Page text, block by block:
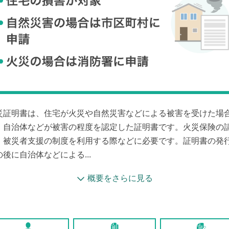
証明書は、住宅が火災や自然災害などによる被害を受けた場
自治体などが被害の程度を認定した証明書です。火災保険の
被災者支援の制度を利用する際などに必要です。証明書の発
後に自治体などによる...
概要をさらに見る